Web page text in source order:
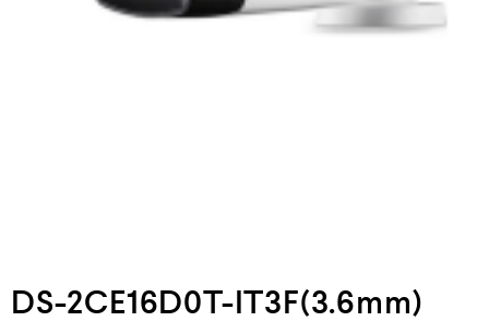
DS-2CE16D0T-IT3F(3.6mm)